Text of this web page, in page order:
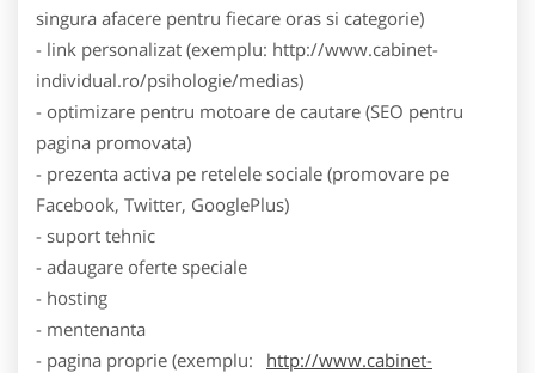
singura afacere pentru fiecare oras si categorie)
- link personalizat (exemplu: http://www.cabinet-
individual.ro/psihologie/medias)
- optimizare pentru motoare de cautare (SEO pentru
pagina promovata)
- prezenta activa pe retelele sociale (promovare pe
Facebook, Twitter, GooglePlus)
- suport tehnic
- adaugare oferte speciale
- hosting
- mentenanta
- pagina proprie (exemplu:
http://www.cabinet-